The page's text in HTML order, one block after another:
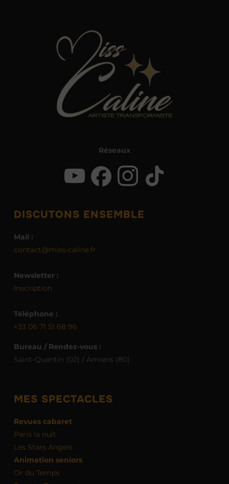
Réseaux
DISCUTONS ENSEMBLE
Mail :
contact@miss-caline.fr
Newsletter :
Inscription
Téléphone :
+33 06 71 51 68 96
Bureau / Rendez-vous :
Saint-Quentin (02) / Amiens (80)
MES SPECTACLES
Revues cabaret
Paris la nuit
Les Stars Angels
Animation seniors
Or du Temps